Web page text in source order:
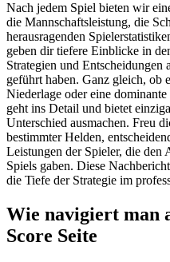
Nach jedem Spiel bieten wir
die Mannschaftsleistung, die
herausragenden
geben dir tiefere Einblicke in
Strategien und
geführt haben. Ganz gleich, ob
Niederlage oder eine
geht ins Detail und bietet
Unterschied ausmachen. Freu
bestimmter Helden,
Leistungen der Spieler, die den
Spiels gaben. Diese
die Tiefe der Strategie im
Wie navigiert man
Score Seite